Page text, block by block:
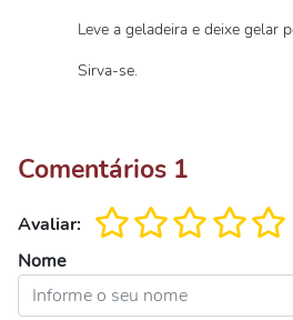
Leve a geladeira e deixe gelar
Sirva-se.
Comentários 1
Avaliar:
Nome